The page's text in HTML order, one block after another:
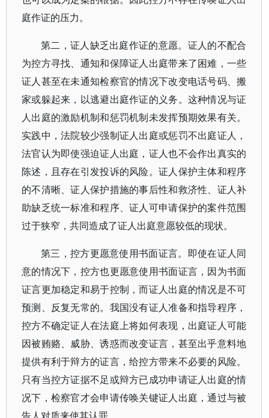
庭作证的压力。
第二，证人缺乏出庭作证的意愿。证人的不配合
为控方寻找、通知和保障证人出庭带来了困难，一些
证人甚至在未通知检察官的情况下改变电话号码、搬
家或躲起来，以逃避出庭作证的义务。这种情况与证
人出庭的激励机制和惩罚机制未发挥预期效果有关。
实践中，法院较少强制证人出庭或惩罚不出庭证人，
法官认为即使强迫证人出庭，证人也不会作出真实的
陈述，且存在引发投诉的风险。证人保护主体和程序
的不清晰、证人保护措施的事后性和救济性、证人补
助缺乏统一标准和程序、证人可申请保护的案件范围
过于狭窄，共同造成了证人出庭意愿较低的现状。
第三，控方更愿意使用书面证言。即使在证人同
意的情况下，控方也更愿意使用书面证言，因为书面
证言更加稳定和易于控制，而证人出庭的情况是不可
预测、反复无常的。我国没有证人准备和指导程序，
控方不确定证人在法庭上将如何表现，出庭证人可能
因被贿赂、威胁、诱惑而改变证言，甚至出乎意料地
提供有利于辩方的证言，给控方带来不必要的风险。
只有当控方证据不足或辩方已成功申请证人出庭的情
况下，检察官才会申请传唤关键证人出庭，通过与被
告人对质来使其认罪。